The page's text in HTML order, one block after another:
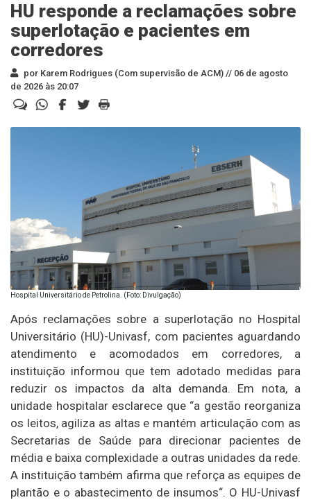
HU responde a reclamações sobre
superlotação e pacientes em
corredores
por Karem Rodrigues (Com supervisão de ACM) // 06 de agosto
de 2026 às 20:07
Hospital Universitário de Petrolina. (Foto: Divulgação)
Após reclamações sobre a superlotação no Hospital
Universitário (HU)-Univasf, com pacientes aguardando
atendimento e acomodados em corredores, a
instituição informou que tem adotado medidas para
reduzir os impactos da alta demanda. Em nota, a
unidade hospitalar esclarece que “a gestão reorganiza
os leitos, agiliza as altas e mantém articulação com as
Secretarias de Saúde para direcionar pacientes de
média e baixa complexidade a outras unidades da rede.
A instituição também afirma que reforça as equipes de
plantão e o abastecimento de insumos“. O HU-Univasf